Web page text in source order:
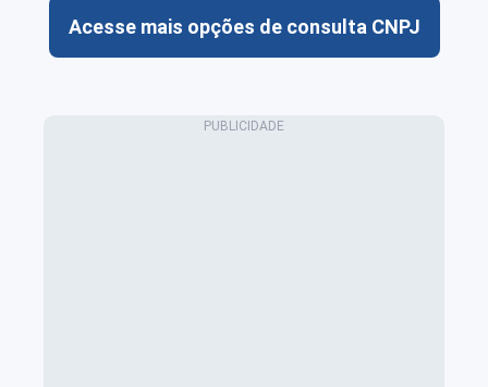
Acesse mais opções de consulta CNPJ